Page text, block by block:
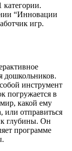
категории.
“Инновации
игр.
дошкольников.
инструмент
погружается в
какой ему
или отправиться
глубины. Он
программе